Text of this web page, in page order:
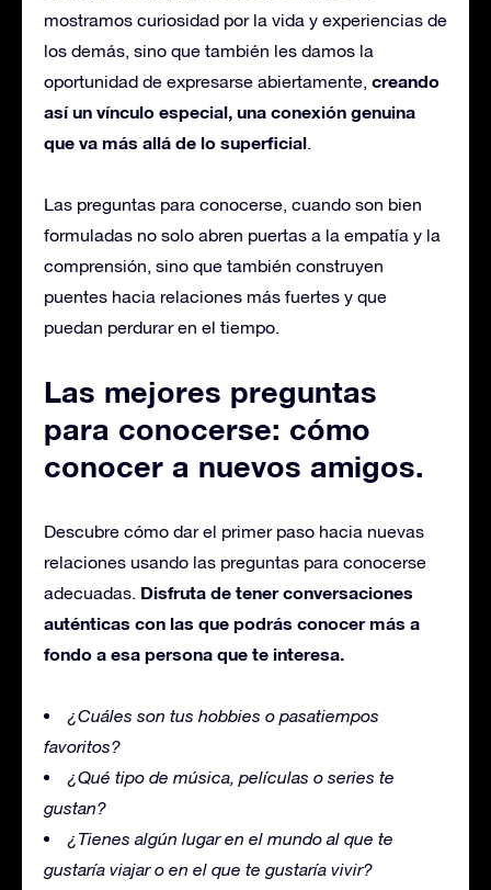
mostramos curiosidad por la vida y experiencias de
los demás, sino que también les damos la
oportunidad de expresarse abiertamente, creando
así un vínculo especial, una conexión genuina
que va más allá de lo superficial.
Las preguntas para conocerse, cuando son bien
formuladas no solo abren puertas a la empatía y la
comprensión, sino que también construyen
puentes hacia relaciones más fuertes y que
puedan perdurar en el tiempo.
Las mejores preguntas
para conocerse: cómo
conocer a nuevos amigos.
Descubre cómo dar el primer paso hacia nuevas
relaciones usando las preguntas para conocerse
adecuadas. Disfruta de tener conversaciones
auténticas con las que podrás conocer más a
fondo a esa persona que te interesa.
¿Cuáles son tus hobbies o pasatiempos
favoritos?
¿Qué tipo de música, películas o series te
gustan?
¿Tienes algún lugar en el mundo al que te
gustaría viajar o en el que te gustaría vivir?